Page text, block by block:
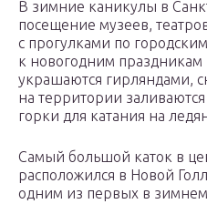
В зимние каникулы в
посещение музеев,
с прогулками по
к новогодним
украшаются гирляндами,
на территории
горки для катания на
Самый большой каток в
расположился в Новой
одним из первых в зимнем